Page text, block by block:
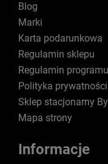
Blog
Marki
Karta podarunkowa
Regulamin sklepu
Regulamin
Polityka prywatności
Sklep stacjonarny
Mapa strony
Informacje